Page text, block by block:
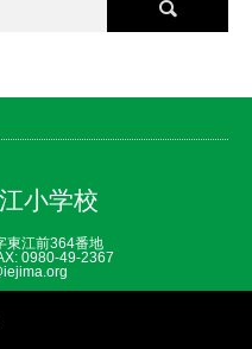
小学校
東江前364番地
0980‐49‐2367